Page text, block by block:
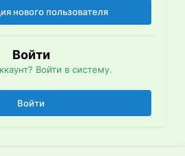
нового пользователя
Войти
Войти в систему.
Войти